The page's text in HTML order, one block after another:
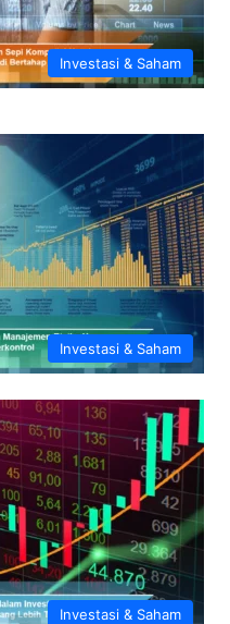
Investasi & Saham
Investasi & Saham
Investasi & Saham